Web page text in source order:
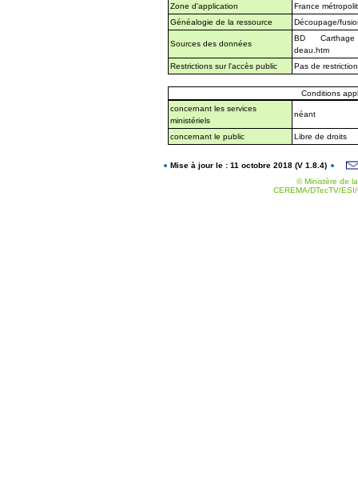
Zone d'application
France
Généalogie de la ressource
Découpage/
Sources des données
BD Carthage
deau.htm
Restrictions sur l'accès public
Pas de
Conditions
concernant les services
ministériels
néant
concernant le public Libre de droits
Mise à jour le : 11 octobre 2018 (V 1.8.4)
© Ministère de
CEREMA/DTecTV/